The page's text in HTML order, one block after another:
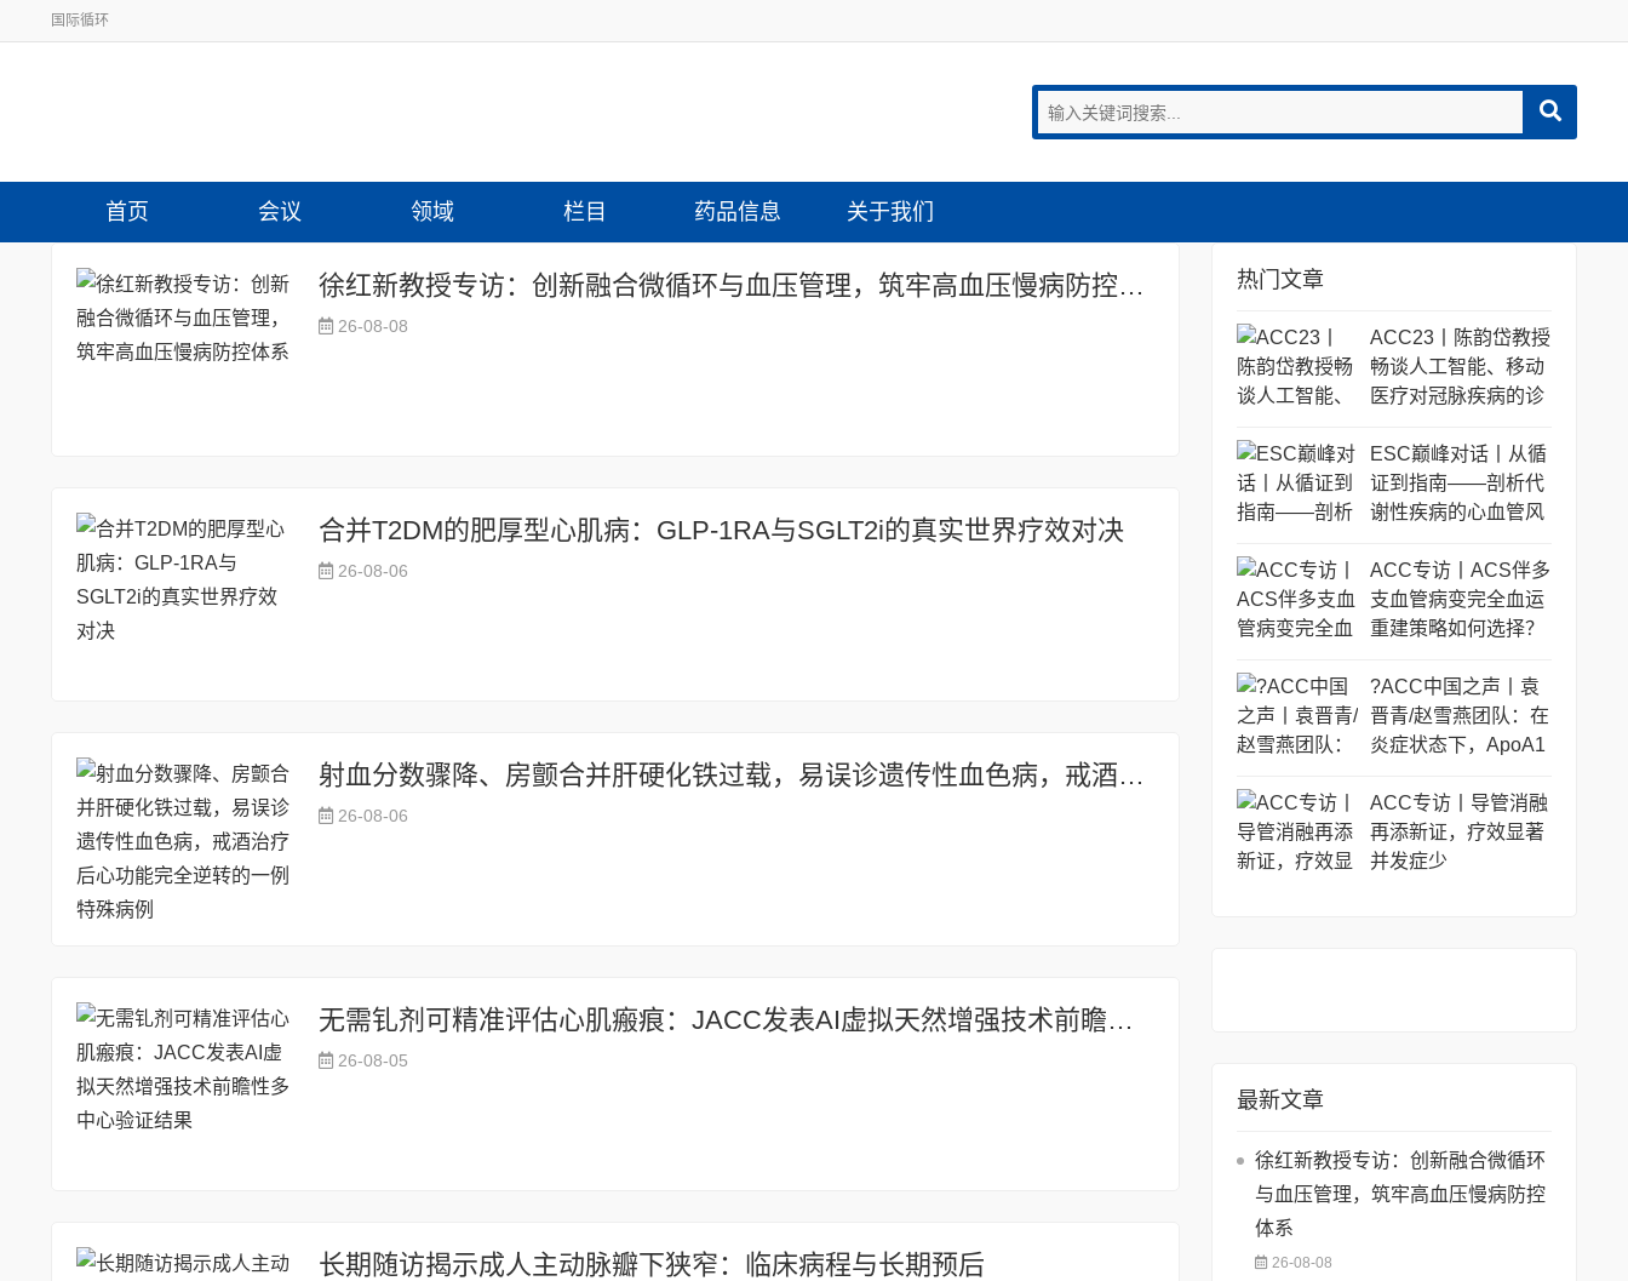
国际循环
首页 会议 领域 栏目 药品信息 关于我们
徐红新教授专访：创新融合微循环与血压管理，筑牢高血压慢病防控体系
26-08-08
合并T2DM的肥厚型心肌病：GLP-1RA与SGLT2i的真实世界疗效对决
26-08-06
射血分数骤降、房颤合并肝硬化铁过载，易误诊遗传性血色病，戒酒治疗后心功能完全逆转的一例特殊病例
26-08-06
无需钆剂可精准评估心肌瘢痕：JACC发表AI虚拟天然增强技术前瞻性多中心验证结果
26-08-05
长期随访揭示成人主动脉瓣下狭窄：临床病程与长期预后
热门文章
ACC23丨陈韵岱教授
畅谈人工智能、移动
医疗对冠脉疾病的诊
ESC巅峰对话丨从循
证到指南——剖析代
谢性疾病的心血管风
ACC专访丨ACS伴多
支血管病变完全血运
重建策略如何选择？
?ACC中国之声丨袁
晋青/赵雪燕团队：在
炎症状态下，ApoA1
源性死亡独立负相
关，但HDL-C与事件
风险无关
ACC专访丨导管消融
再添新证，疗效显著
并发症少
最新文章
徐红新教授专访：创新融合微循环
与血压管理，筑牢高血压慢病防控
体系
26-08-08